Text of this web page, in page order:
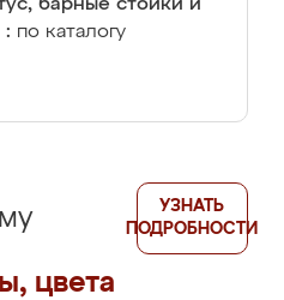
барные стойки и
: по каталогу
цвета
УЗНАТЬ
ПОДРОБНОСТИ